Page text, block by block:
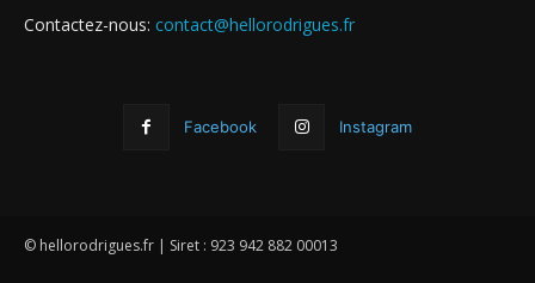
Contactez-nous: contact@hellorodrigues.fr
Facebook Instagram
© hellorodrigues.fr | Siret : 923 942 882 00013